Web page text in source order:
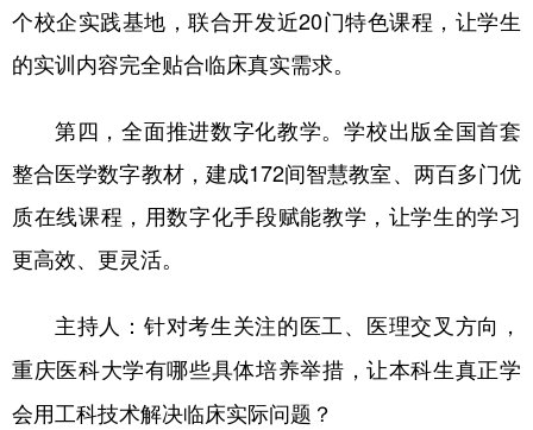
个校企实践基地，联合开发近20门特色课程，让学生
的实训内容完全贴合临床真实需求。
第四，全面推进数字化教学。学校出版全国首套
整合医学数字教材，建成172间智慧教室、两百多门优
质在线课程，用数字化手段赋能教学，让学生的学习
更高效、更灵活。
主持人：针对考生关注的医工、医理交叉方向，
重庆医科大学有哪些具体培养举措，让本科生真正学
会用工科技术解决临床实际问题？